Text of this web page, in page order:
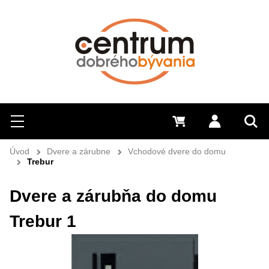
Hľadať
Menu Prihlásiť
0 €
Úvod Dvere a zárubne
Vchodové dvere do domu
Trebur
Dvere a zárubňa do domu
Trebur 1